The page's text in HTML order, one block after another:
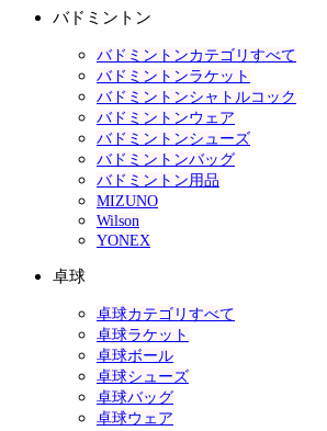
バドミントン
バドミントンカテゴリすべて
バドミントンラケット
バドミントンシャトルコック
バドミントンウェア
バドミントンシューズ
バドミントンバッグ
バドミントン用品
MIZUNO
Wilson
YONEX
卓球
卓球カテゴリすべて
卓球ラケット
卓球ボール
卓球シューズ
卓球バッグ
卓球ウェア